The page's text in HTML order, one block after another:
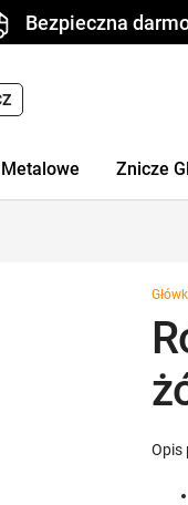
Bezpieczna
Znicze
Opis